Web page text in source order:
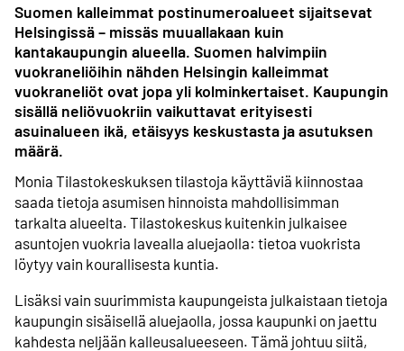
Suomen kalleimmat postinumeroalueet sijaitsevat
Helsingissä – missäs muuallakaan kuin
kantakaupungin alueella. Suomen halvimpiin
vuokraneliöihin nähden Helsingin kalleimmat
vuokraneliöt ovat jopa yli kolminkertaiset. Kaupungin
sisällä neliövuokriin vaikuttavat erityisesti
asuinalueen ikä, etäisyys keskustasta ja asutuksen
määrä.
Monia Tilastokeskuksen tilastoja käyttäviä kiinnostaa
saada tietoja asumisen hinnoista mahdollisimman
tarkalta alueelta. Tilastokeskus kuitenkin julkaisee
asuntojen vuokria lavealla aluejaolla: tietoa vuokrista
löytyy vain kourallisesta kuntia.
Lisäksi vain suurimmista kaupungeista julkaistaan tietoja
kaupungin sisäisellä aluejaolla, jossa kaupunki on jaettu
kahdesta neljään kalleusalueeseen. Tämä johtuu siitä,